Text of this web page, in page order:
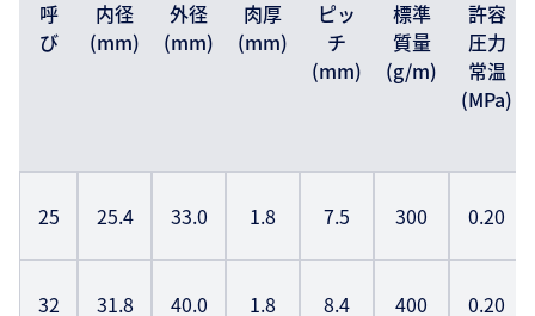
呼
び
内径
(mm)
外径
(mm)
肉厚
(mm)
ピッ
チ
(mm)
標準
質量
(g/m)
許容
圧力
常温
(MPa)
25 25.4 33.0 1.8 7.5 300 0.20
32 31.8 40.0 1.8 8.4 400 0.20